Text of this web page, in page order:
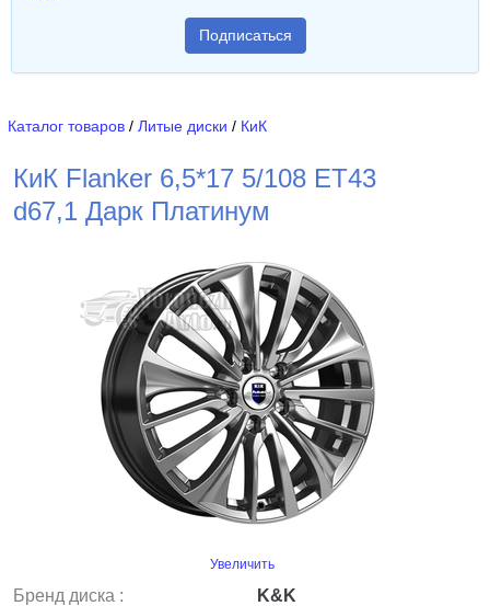
Подписаться
Каталог товаров / Литые диски / КиК
КиК Flanker 6,5*17 5/108 ET43
d67,1 Дарк Платинум
Увеличить
Бренд диска :
K&K